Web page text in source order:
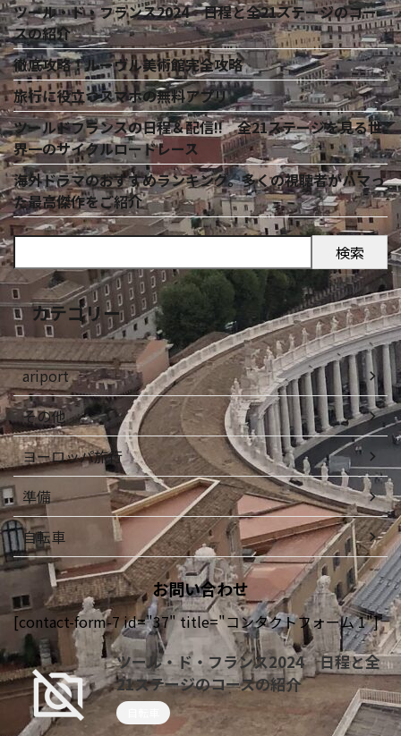
ツール・ド・フランス2024 日程と全21ステージのコー
スの紹介
徹底攻略！ルーヴル美術館完全攻略
旅行に役立つスマホの無料アプリ
ツールドフランスの日程＆配信!! 全21ステージを見る世
界一のサイクルロードレース
海外ドラマのおすすめランキング。多くの視聴者がハマっ
た最高傑作をご紹介
検索
カテゴリー
ariport
その他
ヨーロッパ旅行
準備
自転車
お問い合わせ
[contact-form-7 id="37" title="コンタクトフォーム 1"]
ツール・ド・フランス2024 日程と全
21ステージのコースの紹介